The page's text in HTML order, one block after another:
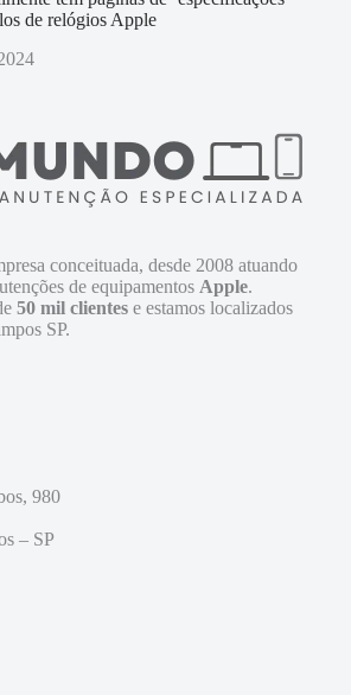
de relógios Apple
conceituada, desde 2008 atuando
de equipamentos Apple.
50 mil clientese estamos localizados
SP.
980
– SP